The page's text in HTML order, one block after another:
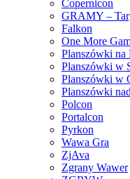
Copernicon
GRAMY –
Falkon
One More
Planszówki
Planszówki w
Planszówki w
Planszówki
Polcon
Portalcon
Pyrkon
Wawa Gra
ZjAva
Zgrany Wawer